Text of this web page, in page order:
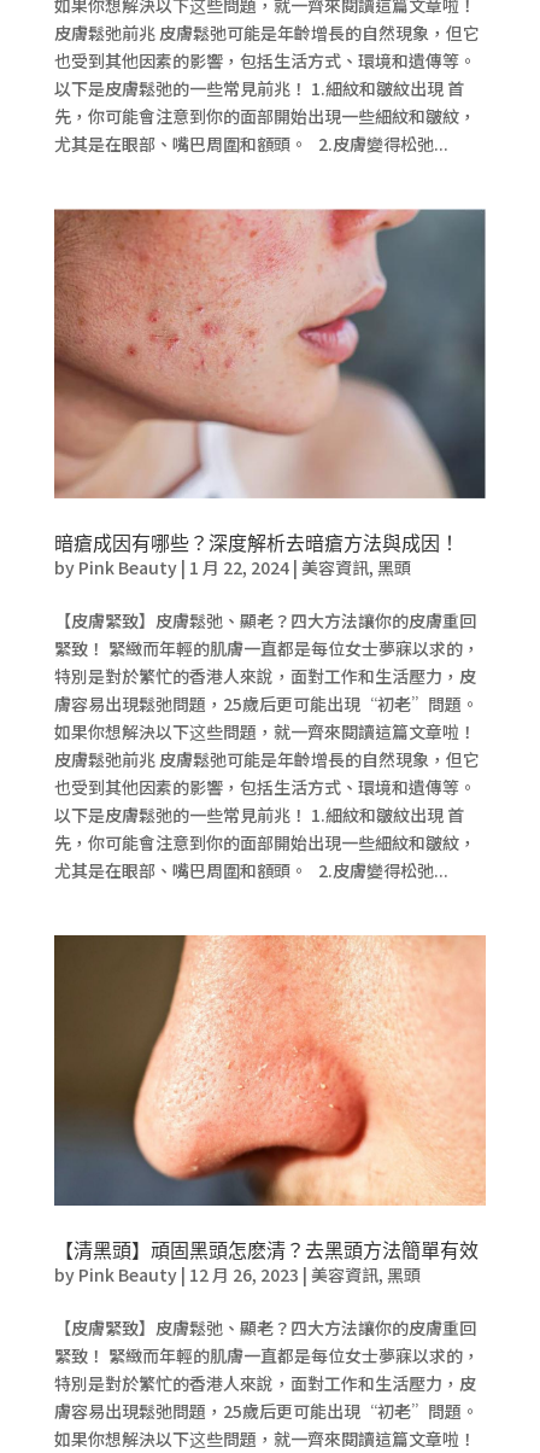
皮膚鬆弛前兆 皮膚鬆弛可能是年齡增長的自然現象，但它
也受到其他因素的影響，包括生活方式、環境和遺傳等。
以下是皮膚鬆弛的一些常見前兆！ 1.細紋和皺紋出現 首
先，你可能會注意到你的面部開始出現一些細紋和皺紋，
尤其是在眼部、嘴巴周圍和額頭。 2.皮膚變得松弛...
暗瘡成因有哪些？深度解析去暗瘡方法與成因！
by Pink Beauty| 1 月 22, 2024| 美容資訊, 黑頭
【皮膚緊致】皮膚鬆弛、顯老？四大方法讓你的皮膚重回
緊致！ 緊緻而年輕的肌膚一直都是每位女士夢寐以求的，
特別是對於繁忙的香港人來說，面對工作和生活壓力，皮
膚容易出現鬆弛問題，25歲后更可能出現“初老”問題。
如果你想解決以下这些問題，就一齊來閱讀這篇文章啦！
皮膚鬆弛前兆 皮膚鬆弛可能是年齡增長的自然現象，但它
也受到其他因素的影響，包括生活方式、環境和遺傳等。
以下是皮膚鬆弛的一些常見前兆！ 1.細紋和皺紋出現 首
先，你可能會注意到你的面部開始出現一些細紋和皺紋，
尤其是在眼部、嘴巴周圍和額頭。 2.皮膚變得松弛...
【清黑頭】頑固黑頭怎麽清？去黑頭方法簡單有效
by Pink Beauty| 12 月 26, 2023 | 美容資訊, 黑頭
【皮膚緊致】皮膚鬆弛、顯老？四大方法讓你的皮膚重回
緊致！ 緊緻而年輕的肌膚一直都是每位女士夢寐以求的，
特別是對於繁忙的香港人來說，面對工作和生活壓力，皮
膚容易出現鬆弛問題，25歲后更可能出現“初老”問題。
如果你想解決以下这些問題，就一齊來閱讀這篇文章啦！